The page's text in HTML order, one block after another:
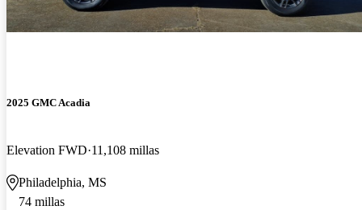
2025 GMC Acadia
Elevation FWD 11,108 millas
Philadelphia, MS
74 millas